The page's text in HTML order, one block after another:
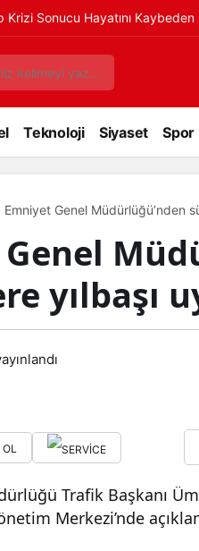
Krizi Sonucu Hayatını
Teknoloji Siyaset Spor
Emniyet Genel Müdürlüğü’nden
yılbaşı
Trafik Başkanı
Merkezi’nde